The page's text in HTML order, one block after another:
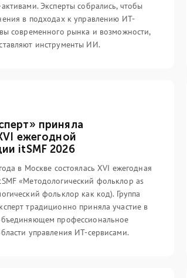
услуг
внимание
(и не
данной
14.05.2022
Цифровой путь с
линейкой соответствующих
учебных курсов для России и стран
СНГ под названием «Цифровой
путь».
Подробнее
Эксперты собрались, чтобы
в подходах к управлению ИТ-
современного рынка и возможности,
инструменты ИИ.
приняла
ежегодной
itSMF 2026
в Москве состоялась XVI ежегодная
«Методологический фольклор as
фольклор как код). Группа
традиционно приняла участие в
профессиональное
управления ИТ-сервисами.